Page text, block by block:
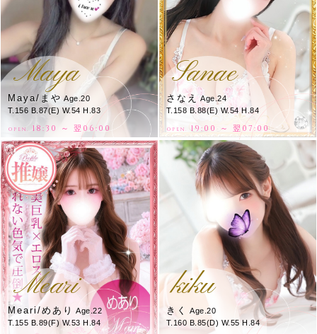
Maya
Maya/まや Age.20
T.156 B.87(E) W.54 H.83
OPEN. 18:30 ～ 翌06:00
Sanae
さなえ
Age.24
T.158 B.88(E) W.54 H.84
OPEN. 19:00 ～ 翌07:00
Meari
Meari/めあり
Age.22
T.155 B.89(F) W.53 H.84
kiku
きく
Age.20
T.160 B.85(D) W.55 H.84